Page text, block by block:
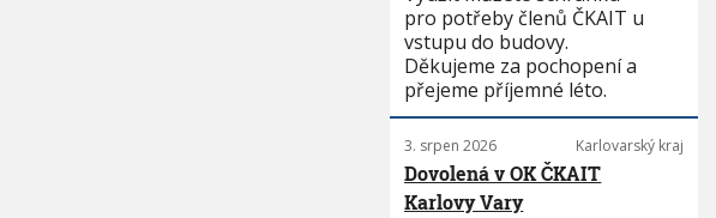
pro potřeby členů ČKAIT u
vstupu do budovy.
Děkujeme za pochopení a
přejeme příjemné léto.
3. srpen 2026 Karlovarský kraj
Dovolená v OK ČKAIT
Karlovy Vary